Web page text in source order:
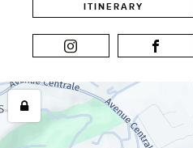
ITINERARY